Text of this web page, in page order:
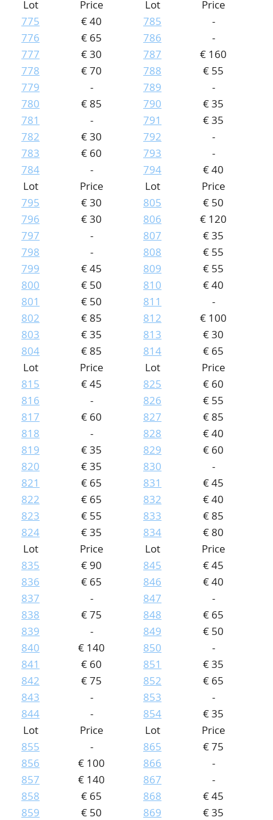
Lot
Price
775
€ 40
776
€ 65
777
€ 30
778
€ 70
779
-
780
€ 85
781
-
782
€ 30
783
€ 60
784
-
Lot
Price
785
-
786
-
787
€ 160
788
€ 55
789
-
790
€ 35
791
€ 35
792
-
793
-
794
€ 40
Lot
Price
795
€ 30
796
€ 30
797
-
798
-
799
€ 45
800
€ 50
801
€ 50
802
€ 85
803
€ 35
804
€ 85
Lot
Price
805
€ 50
806
€ 120
807
€ 35
808
€ 55
809
€ 55
810
€ 40
811
-
812
€ 100
813
€ 30
814
€ 65
Lot
Price
815
€ 45
816
-
817
€ 60
818
-
819
€ 35
820
€ 35
821
€ 65
822
€ 65
823
€ 55
824
€ 35
Lot
Price
825
€ 60
826
€ 55
827
€ 85
828
€ 40
829
€ 60
830
-
831
€ 45
832
€ 40
833
€ 85
834
€ 80
Lot
Price
835
€ 90
836
€ 65
837
-
838
€ 75
839
-
840
€ 140
841
€ 60
842
€ 75
843
-
844
-
Lot
Price
845
€ 45
846
€ 40
847
-
848
€ 65
849
€ 50
850
-
851
€ 35
852
€ 65
853
-
854
€ 35
Lot
Price
855
-
856
€ 100
857
€ 140
858
€ 65
859
€ 50
Lot
Price
865
€ 75
866
-
867
-
868
€ 45
869
€ 35